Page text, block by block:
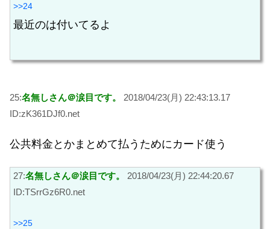
>>24
最近のは付いてるよ
25:名無しさん＠涙目です。
2018/04/23(月) 22:43:13.17
ID:zK361DJf0.net
公共料金とかまとめて払うためにカード使う
27:名無しさん＠涙目です。
2018/04/23(月) 22:44:20.67
ID:TSrrGz6R0.net
>>25